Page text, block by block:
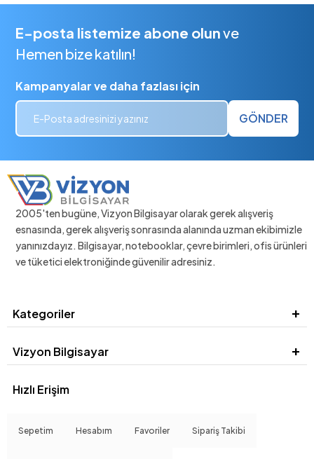
E-posta listemize abone olunve
Hemen bize katılın!
Kampanyalar ve daha fazlası için
GÖNDER
2005'ten bugüne, Vizyon Bilgisayar olarak gerek alışveriş
esnasında, gerek alışveriş sonrasında alanında uzman ekibimizle
yanınızdayız. Bilgisayar, notebooklar, çevre birimleri, ofis ürünleri
ve tüketici elektroniğinde güvenilir adresiniz.
Kategoriler
Vizyon Bilgisayar
Hızlı Erişim
Sepetim Hesabım Favoriler Sipariş Takibi